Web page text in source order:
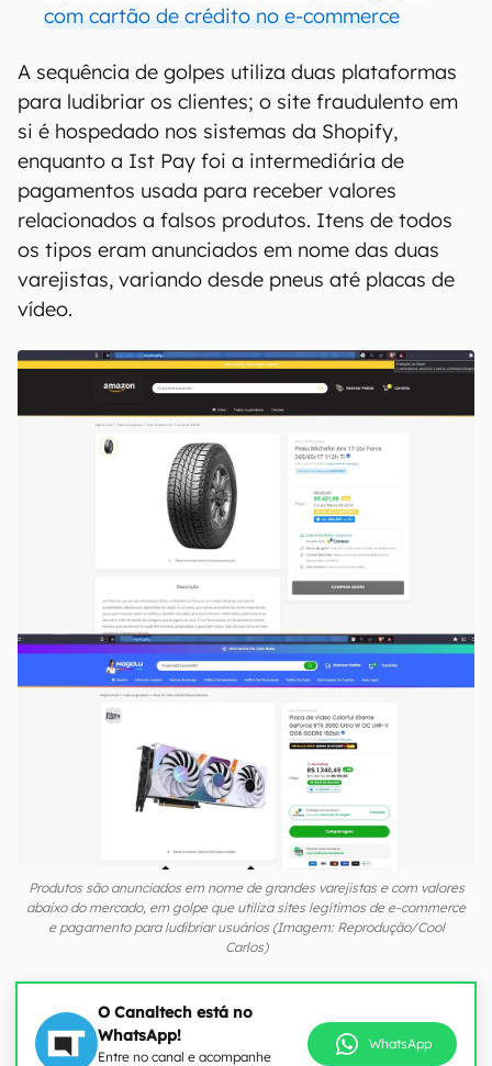
com cartão de crédito no e-commerce
A sequência de golpes utiliza duas plataformas
para ludibriar os clientes; o site fraudulento em
si é hospedado nos sistemas da Shopify,
enquanto a Ist Pay foi a intermediária de
pagamentos usada para receber valores
relacionados a falsos produtos. Itens de todos
os tipos eram anunciados em nome das duas
varejistas, variando desde pneus até placas de
vídeo.
Produtos são anunciados em nome de grandes varejistas e com valores
abaixo do mercado, em golpe que utiliza sites legítimos de e-commerce
e pagamento para ludibriar usuários (Imagem: Reprodução/Cool
Carlos)
O Canaltech está no
WhatsApp!
Entre no canal e acompanhe
WhatsApp